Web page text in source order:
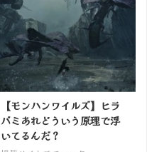
【モンハンワイルズ】ヒラ
バミあれどういう原理で浮
いてるんだ？